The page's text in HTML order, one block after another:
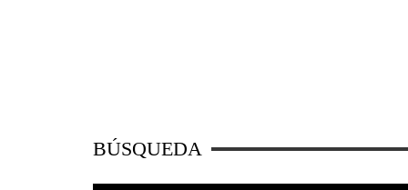
BÚSQUEDA